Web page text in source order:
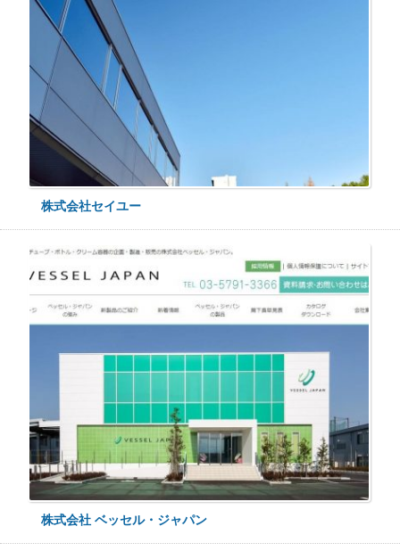
株式会社セイユー
株式会社 ベッセル・ジャパン